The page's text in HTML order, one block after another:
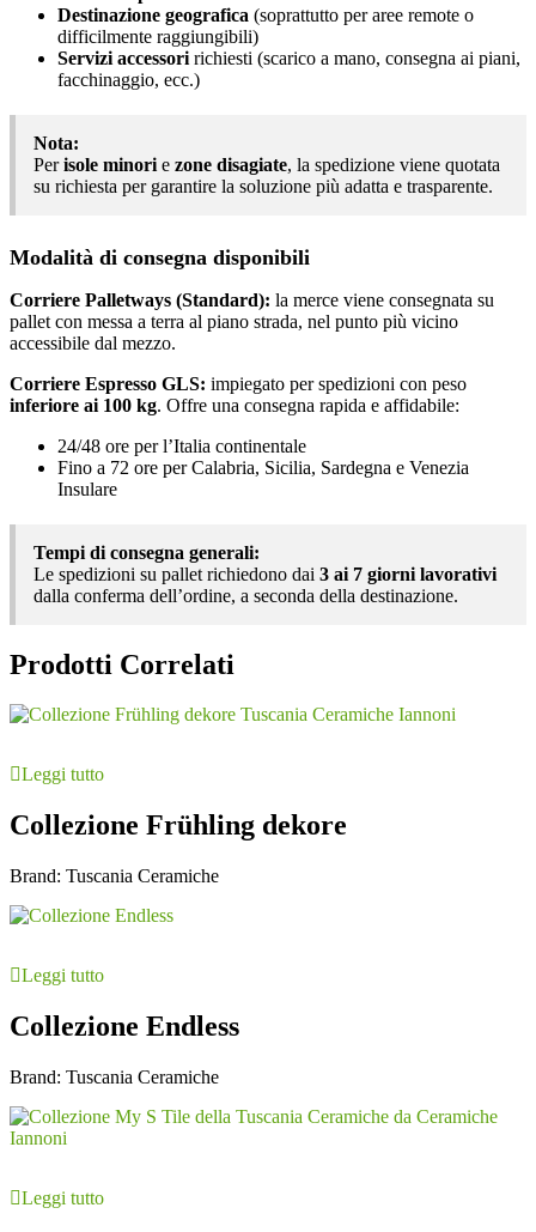
Destinazione geografica (soprattutto per aree remote o
difficilmente raggiungibili)
Servizi accessori richiesti (scarico a mano, consegna ai piani,
facchinaggio, ecc.)
Nota:
Perisole minori e zone disagiate, la spedizione viene quotata
su richiesta per garantire la soluzione più adatta e trasparente.
Modalità di consegna disponibili
Corriere Palletways (Standard): la merce viene consegnata su
pallet con messa a terra al piano strada, nel punto più vicino
accessibile dal mezzo.
Corriere Espresso GLS: impiegato per spedizioni con peso
inferiore ai 100 kg. Offre una consegna rapida e affidabile:
24/48 ore per l’Italia continentale
Fino a 72 ore per Calabria, Sicilia, Sardegna e Venezia
Insulare
Tempi di consegna generali:
Le spedizioni su pallet richiedono dai 3 ai 7 giorni lavorativi
dalla conferma dell’ordine, a seconda della destinazione.
Prodotti Correlati
Leggi tutto
Collezione Frühling dekore
Brand: Tuscania Ceramiche
Leggi tutto
Collezione Endless
Brand: Tuscania Ceramiche
Leggi tutto